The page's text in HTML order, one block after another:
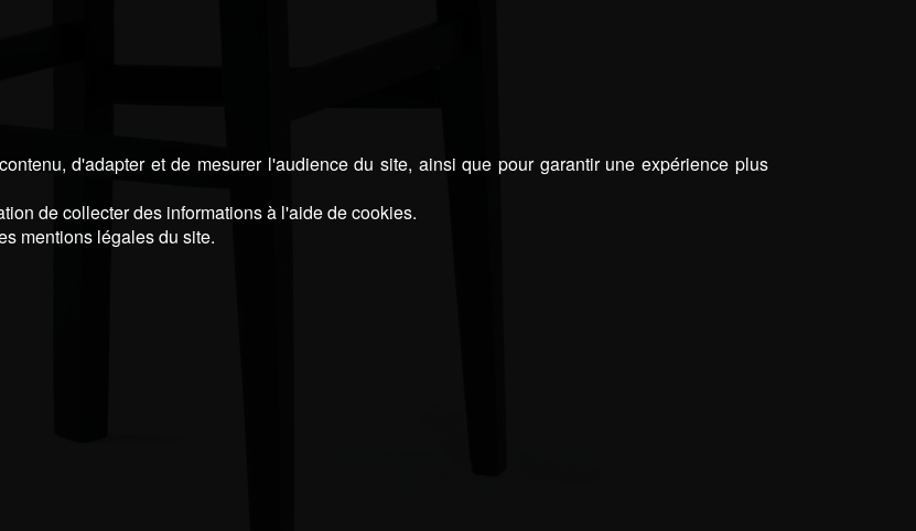
d'adapter et de mesurer l'audience du site, ainsi que pour garantir une expérience plus
de collecter des informations à l'aide de cookies.
mentions légales du site.